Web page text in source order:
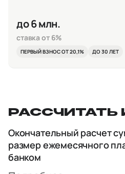
до 6 млн.
ставка от 6%
ПЕРВЫЙ ВЗНОС ОТ 20,1% ДО 30 ЛЕТ
РАССЧИТАТЬ
Окончательный расчет
размер ежемесячного
банком